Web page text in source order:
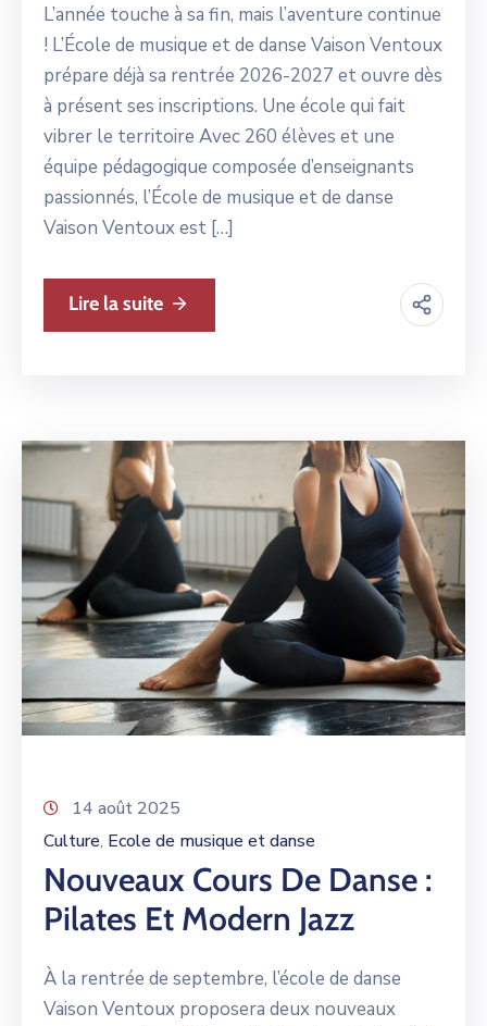
L’année touche à sa fin, mais l’aventure continue
! L’École de musique et de danse Vaison Ventoux
prépare déjà sa rentrée 2026-2027 et ouvre dès
à présent ses inscriptions. Une école qui fait
vibrer le territoire Avec 260 élèves et une
équipe pédagogique composée d’enseignants
passionnés, l’École de musique et de danse
Vaison Ventoux est […]
Lire la suite
14 août 2025
Culture‚ Ecole de musique et danse
Nouveaux Cours De Danse :
Pilates Et Modern Jazz
À la rentrée de septembre, l’école de danse
Vaison Ventoux proposera deux nouveaux